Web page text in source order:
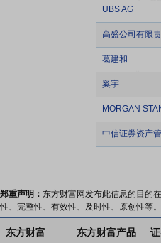
UBS AG
高盛公司有限
葛建和
奚宇
MORGAN
中信证券资产
郑重声明： 东方财富网发布此信息的目的
性、完整性、有效性、及时性、原创性等
东方财富 东方财富产品